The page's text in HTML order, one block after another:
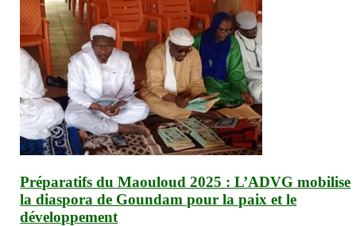
Préparatifs du Maouloud 2025 : L’ADVG mobilise
la diaspora de Goundam pour la paix et le
développement